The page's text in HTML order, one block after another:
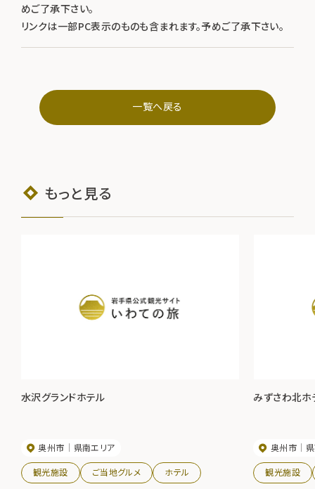
めご了承下さい。
リンクは一部PC表示のものも含まれます。予めご了承下さい。
一覧へ戻る
もっと見る
水沢グランドホテル
奥州市 県南エリア
観光施設 ご当地グルメ ホテル
みずさわ北ホ
奥州市
観光施設